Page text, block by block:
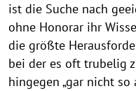
ist die Suche nach
ohne Honorar ihr
die größte
bei der es oft trubelig
hingegen „gar nicht so